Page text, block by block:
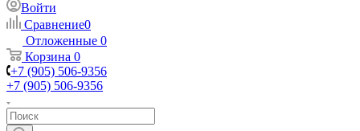
Войти
Сравнение0
Отложенные 0
Корзина 0
+7 (905) 506-9356
+7 (905) 506-9356